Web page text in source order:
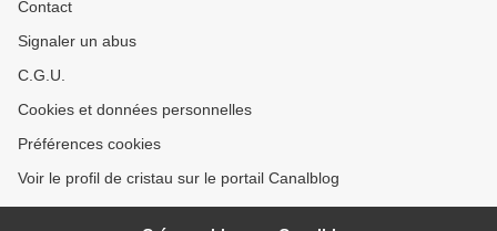
Contact
Signaler un abus
C.G.U.
Cookies et données personnelles
Préférences cookies
Voir le profil de cristau sur le portail Canalblog